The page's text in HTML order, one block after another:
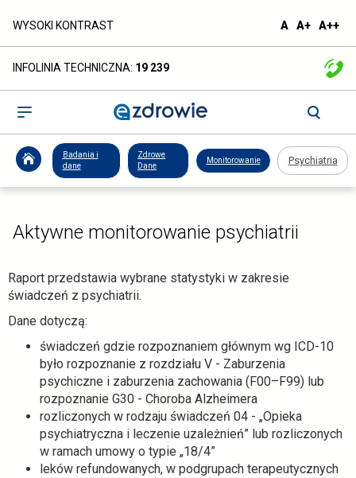
Psychiatria
-
ezdrowie.gov.pl
WYSOKI KONTRAST A domyślna
A+większa
A++
INFOLINIA TECHNICZNA: 19 239
Otwórz
Badania i
dane
Zdrowe
Dane
Monitorowanie Psychiatria
Aktywne monitorowanie psychiatrii
Raport przedstawia wybrane statystyki w zakresie
świadczeń z psychiatrii.
Dane dotyczą:
świadczeń gdzie rozpoznaniem głównym wg ICD-10
było rozpoznanie z rozdziału V - Zaburzenia
psychiczne i zaburzenia zachowania (F00–F99) lub
rozpoznanie G30 - Choroba Alzheimera
rozliczonych w rodzaju świadczeń 04 - „Opieka
psychiatryczna i leczenie uzależnień” lub rozliczonych
w ramach umowy o typie „18/4”
leków refundowanych, w podgrupach terapeutycznych